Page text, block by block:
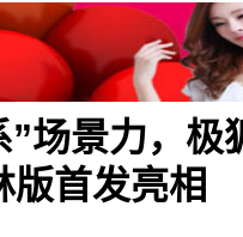
”场景力，极
版首发亮相